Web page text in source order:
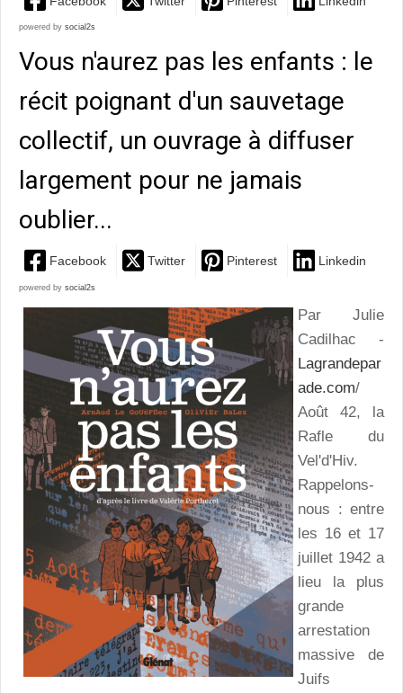
powered by social2s
Vous n'aurez pas les enfants : le
récit poignant d'un sauvetage
collectif, un ouvrage à diffuser
largement pour ne jamais
oublier...
Facebook Twitter Pinterest Linkedin
powered by social2s
Par Julie
Cadilhac -
Lagrandepar
ade.com/
Août 42, la
Rafle du
Vel'd'Hiv.
Rappelons-
nous : entre
les 16 et 17
juillet 1942 a
lieu la plus
grande
arrestation
massive de
Juifs